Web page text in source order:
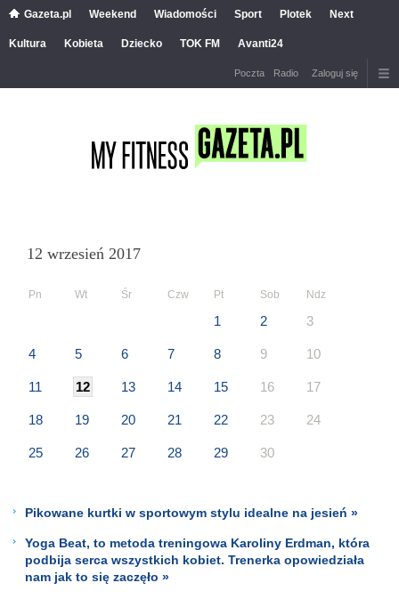
Gazeta.pl Weekend Wiadomości Sport Plotek Next
Kultura Kobieta Dziecko TOK FM Avanti24
Poczta Radio Zaloguj się
12 wrzesień 2017
Pn Wt Śr Czw Pt Sob Ndz
1 2 3
4 5 6 7 8 9 10
11 12 13 14 15 16 17
18 19 20 21 22 23 24
25 26 27 28 29 30
Pikowane kurtki w sportowym stylu idealne na jesień »
Yoga Beat, to metoda treningowa Karoliny Erdman, która
podbija serca wszystkich kobiet. Trenerka opowiedziała
nam jak to się zaczęło »